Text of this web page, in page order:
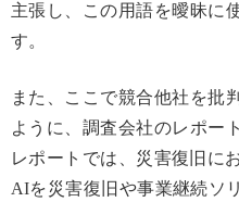
主張し、この用語を曖昧に
す。
また、ここで競合他社を批
ように、調査会社のレポー
レポートでは、災害復旧に
AIを災害復旧や事業継続ソ